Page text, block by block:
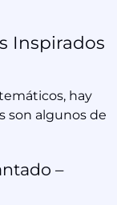
Inspirados
hay
son algunos de
–